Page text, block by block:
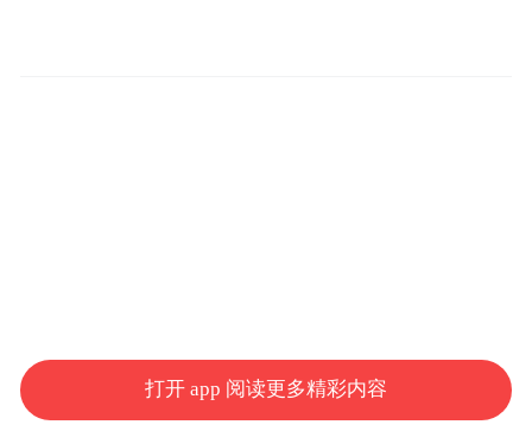
space services.”
打开 app 阅读更多精彩内容